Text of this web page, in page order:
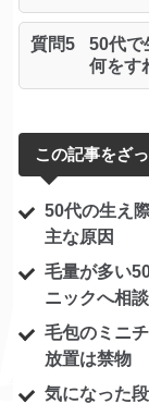
質問5
50代で
何をす
この記事をざ
50代の生え
主な原因
毛量が多い
ニックへ相
毛包のミニ
放置は禁物
気になった